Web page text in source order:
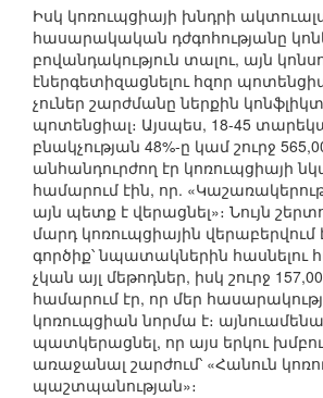
Իսկ կոռուպցիայի խնդրի
հասարակական դժգոհությանը
բովանդակություն տալու, այն
էներգետիզացնելու հզոր
չուներ շարժմանը ներքին
պոտենցիալ։ Այսպես, 18-45
բնակչության 48%-ը կամ շուրջ
անհանդուրժող էր կոռուպցիայի
համարում էին, որ.
այն պետք է վերացնել»։ Նույն
մարդ կոռուպցիային վերաբերվում
գործիք՝ նպատակներին հասնելու
չկան այլ մեթոդներ, իսկ շուրջ
համարում էր, որ մեր
կոռուպցիան նորմա է։
պատկերացնել, որ այս երկու
առաջանալ շարժում՝ «Հանուն
պաշտպանության»։